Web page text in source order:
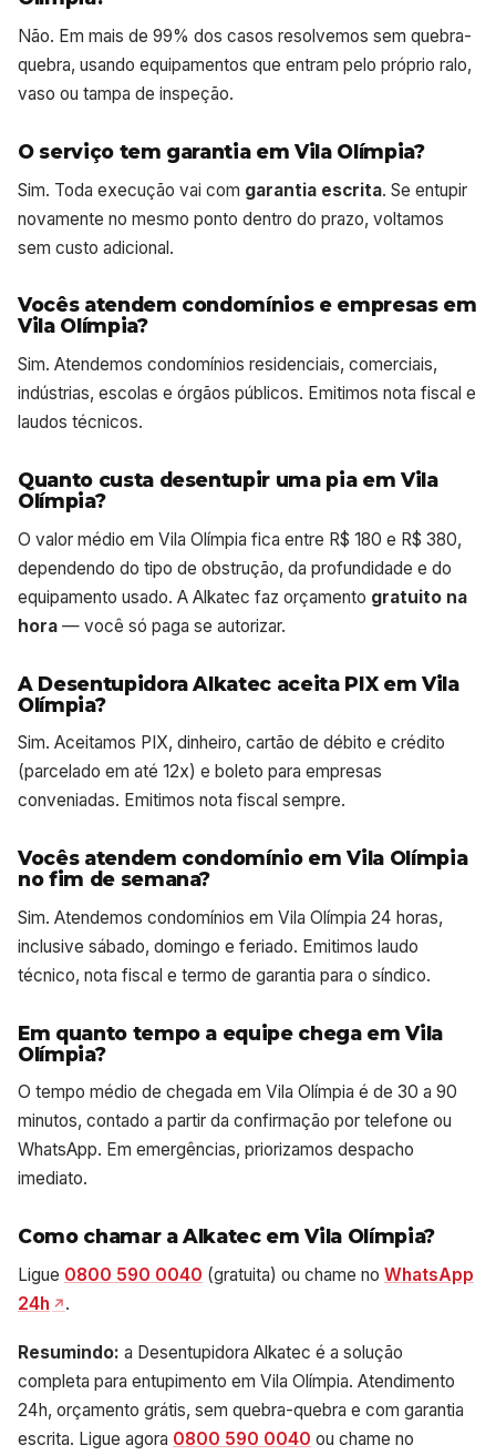
Não. Em mais de 99% dos casos resolvemos sem quebra-
quebra, usando equipamentos que entram pelo próprio ralo,
vaso ou tampa de inspeção.
O serviço tem garantia em Vila Olímpia?
Sim. Toda execução vai com garantia escrita. Se entupir
novamente no mesmo ponto dentro do prazo, voltamos
sem custo adicional.
Vocês atendem condomínios e empresas em
Vila Olímpia?
Sim. Atendemos condomínios residenciais, comerciais,
indústrias, escolas e órgãos públicos. Emitimos nota fiscal e
laudos técnicos.
Quanto custa desentupir uma pia em Vila
Olímpia?
O valor médio em Vila Olímpia fica entre R$ 180 e R$ 380,
dependendo do tipo de obstrução, da profundidade e do
equipamento usado. A Alkatec faz orçamento gratuito na
hora — você só paga se autorizar.
A Desentupidora Alkatec aceita PIX em Vila
Olímpia?
Sim. Aceitamos PIX, dinheiro, cartão de débito e crédito
(parcelado em até 12x) e boleto para empresas
conveniadas. Emitimos nota fiscal sempre.
Vocês atendem condomínio em Vila Olímpia
no fim de semana?
Sim. Atendemos condomínios em Vila Olímpia 24 horas,
inclusive sábado, domingo e feriado. Emitimos laudo
técnico, nota fiscal e termo de garantia para o síndico.
Em quanto tempo a equipe chega em Vila
Olímpia?
O tempo médio de chegada em Vila Olímpia é de 30 a 90
minutos, contado a partir da confirmação por telefone ou
WhatsApp. Em emergências, priorizamos despacho
imediato.
Como chamar a Alkatec em Vila Olímpia?
Ligue 0800 590 0040 (gratuita) ou chame no WhatsApp
24h
.
Resumindo: a Desentupidora Alkatec é a solução
completa para entupimento em Vila Olímpia. Atendimento
24h, orçamento grátis, sem quebra-quebra e com garantia
escrita. Ligue agora 0800 590 0040 ou chame no